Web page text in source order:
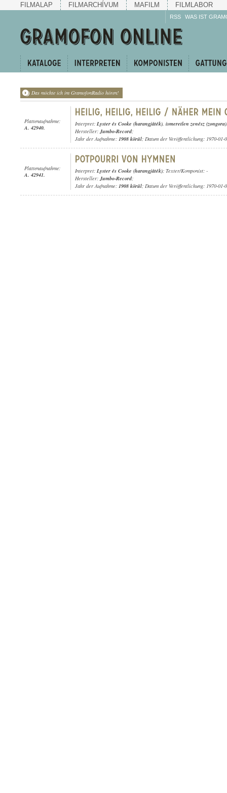
FILMALAP FILMARCHÍVUM MAFILM FILMLABOR
RSS WAS IST
Das möchte ich im GramofonRadio hören!
Plattenaufnahme:
A. 42940.
Interpret: Lyster és Cooke (harangjáték), ismeretlen zenész (zongora)
Hersteller:Jumbo-Record;
Jahr der Aufnahme: 1908 körül; Datum der Veröffentlichung: 1970-01-
Plattenaufnahme:
A. 42941.
Interpret: Lyster és Cooke (harangjáték); Texter/Komponist: -
Hersteller:Jumbo-Record;
Jahr der Aufnahme: 1908 körül; Datum der Veröffentlichung: 1970-01-